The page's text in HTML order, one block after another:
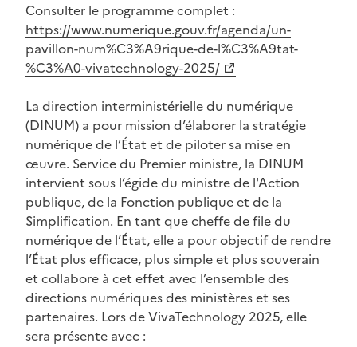
Consulter le programme complet :
(Ouvre une nouvelle fenêtre)
https://www.numerique.gouv.fr/agenda/un-
pavillon-num%C3%A9rique-de-l%C3%A9tat-
%C3%A0-vivatechnology-2025/
La direction interministérielle du numérique
(DINUM) a pour mission d’élaborer la stratégie
numérique de l’État et de piloter sa mise en
œuvre. Service du Premier ministre, la DINUM
intervient sous l’égide du ministre de l'Action
publique, de la Fonction publique et de la
Simplification. En tant que cheffe de file du
numérique de l’État, elle a pour objectif de rendre
l’État plus efficace, plus simple et plus souverain
et collabore à cet effet avec l’ensemble des
directions numériques des ministères et ses
partenaires. Lors de VivaTechnology 2025, elle
sera présente avec :